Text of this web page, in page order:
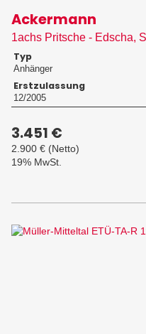
Ackermann
1achs Pritsche - Edscha,
Typ
Anhänger
Erstzulassung
12/2005
3.451 €
2.900 € (Netto)
19% MwSt.